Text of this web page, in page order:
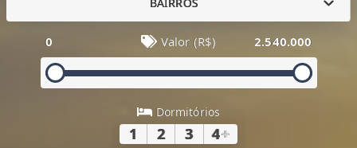
0 Valor (R$) 2.540.000
Dormitórios
1 2 3 4+